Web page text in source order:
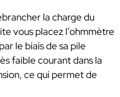
la charge du
vous placez l’ohmmètre
le biais de sa pile
faible courant dans la
ce qui permet de